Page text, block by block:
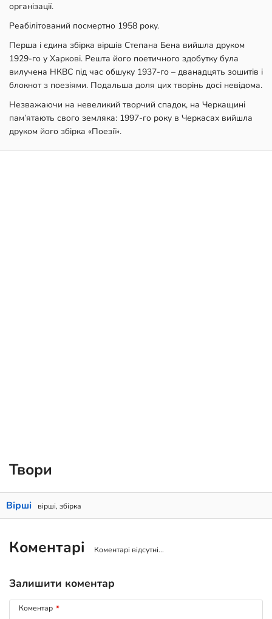
організації.
Реабілітований посмертно 1958 року.
Перша і єдина збірка віршів Степана Бена вийшла друком
1929-го у Харкові. Решта його поетичного здобутку була
вилучена НКВС під час обшуку 1937-го – дванадцять зошитів і
блокнот з поезіями. Подальша доля цих творінь досі невідома.
Незважаючи на невеликий творчий спадок, на Черкащині
пам’ятають свого земляка: 1997-го року в Черкасах вийшла
друком його збірка «Поезії».
Твори
Вірші вірші, збірка
Коментарі Коментарі відсутні...
Залишити коментар
Коментар *